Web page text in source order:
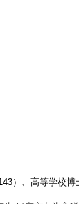
）、高等学校